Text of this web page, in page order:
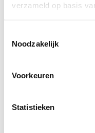
verzameld op basis
Noodzakelijk
Voorkeuren
Statistieken